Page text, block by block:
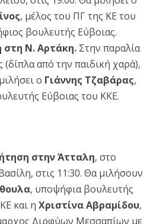
, μέλος του ΠΓ της ΚΕ του
βουλευτής Εύβοιας.
στη Ν. Αρτάκη. Στην παραλία
(δίπλα από την παιδική χαρά),
ο Γιάννης Τζαβάρας,
Εύβοιας του ΚΚΕ.
στην Άτταλη, στο
στις 11:30. Θα μιλήσουν
, υποψήφια βουλευτής
και η Χριστίνα Αβραμίδου,
Διρφύων Μεσσαπίων με